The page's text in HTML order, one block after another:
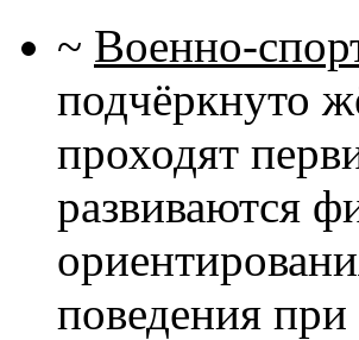
~ Военно-
подчёркнуто
проходят
развиваются
поведения